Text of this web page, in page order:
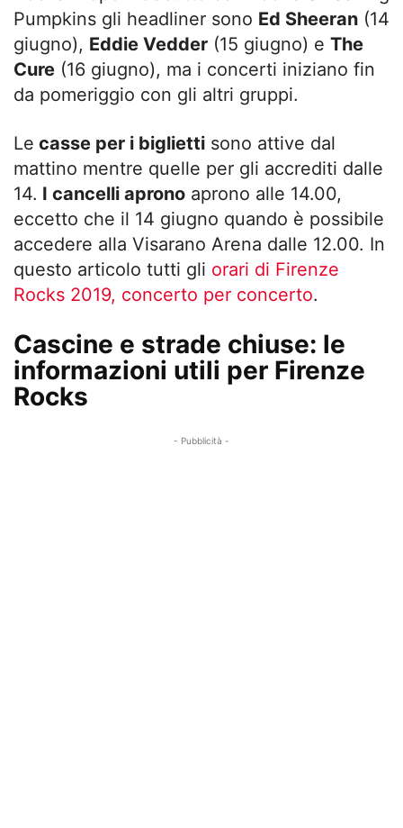
Pumpkins gli headliner sono Ed Sheeran (14
giugno), Eddie Vedder (15 giugno) e The
Cure (16 giugno), ma i concerti iniziano fin
da pomeriggio con gli altri gruppi.
Le casse per i biglietti sono attive dal
mattino mentre quelle per gli accrediti dalle
14. I cancelli aprono aprono alle 14.00,
eccetto che il 14 giugno quando è possibile
accedere alla Visarano Arena dalle 12.00. In
questo articolo tutti gli orari di Firenze
Rocks 2019, concerto per concerto.
Cascine e strade chiuse: le
informazioni utili per Firenze
Rocks
- Pubblicità -